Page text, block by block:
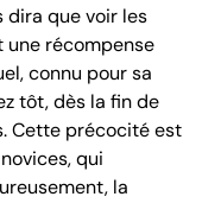
dira que voir les
une récompense
connu pour sa
tôt, dès la fin de
Cette précocité est
qui
la